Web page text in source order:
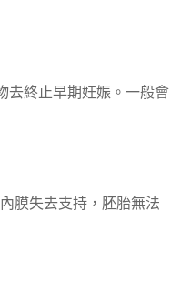
去終止早期妊娠。一般會
膜失去支持，胚胎無法